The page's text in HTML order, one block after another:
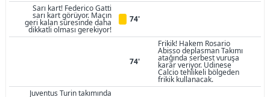
Sarı kart! Federico Gatti
sarı kart görüyor. Maçın
geri kalan süresinde daha
dikkatli olması gerekiyor!
74'
74'
Frikik! Hakem Rosario
Abisso deplasman Takımı
atağında serbest vuruşa
karar veriyor. Udinese
Calcio tehlikeli bölgeden
frikik kullanacak.
Juventus Turin takımında